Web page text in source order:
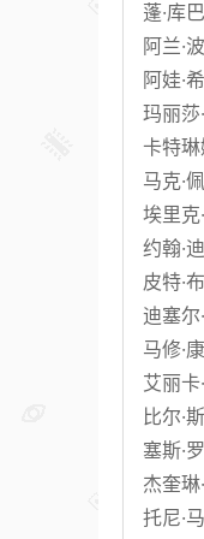
蓬·库
阿兰·
阿娃·
玛丽
卡特
马克·
埃里
约翰·
皮特·
迪塞
马修·
艾丽
比尔·
塞斯·
杰奎
托尼·